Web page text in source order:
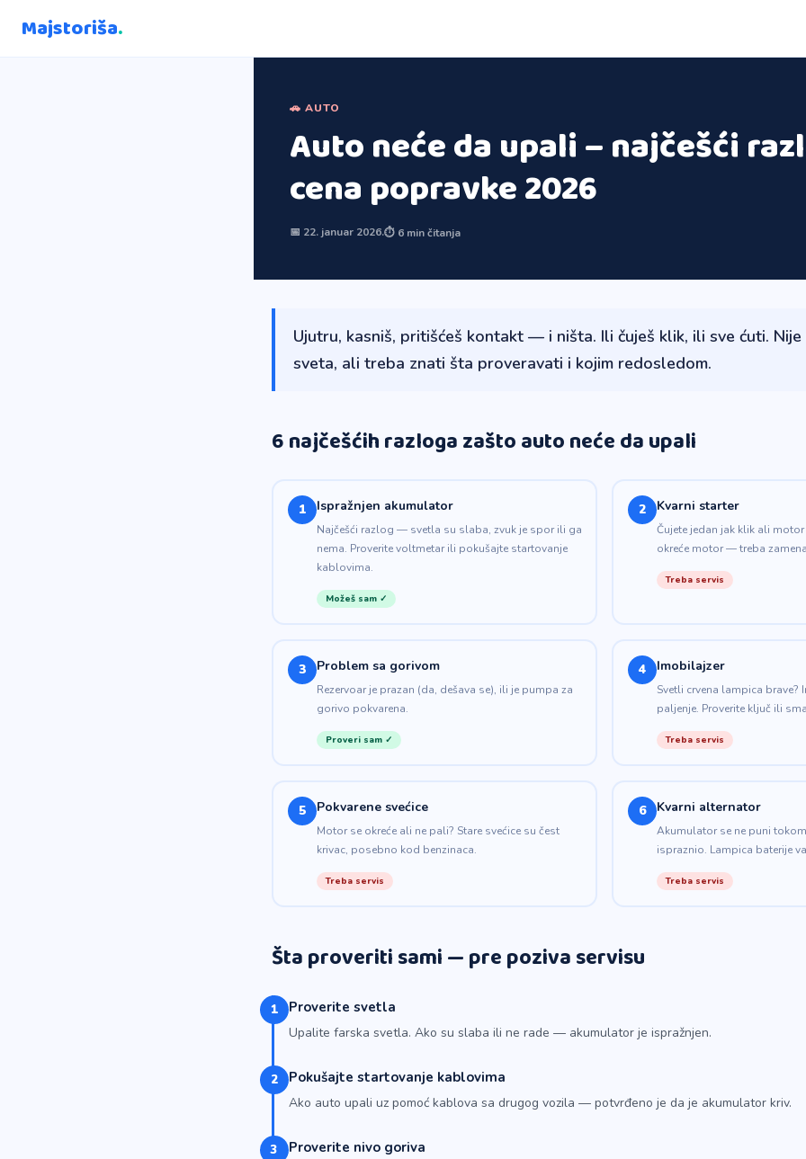
Majstoriša.
🚗 AUTO
Auto neće da upali – najčešći
cena popravke 2026
📅 22. januar 2026.⏱ 6 min čitanja
Ujutru, kasniš, pritišćeš kontakt — i ništa. Ili čuješ klik, ili sve ćuti. Nije
sveta, ali treba znati šta proveravati i kojim redosledom.
6 najčešćih razloga zašto auto neće da upali
1 Ispražnjen akumulator
Najčešći razlog — svetla su slaba, zvuk je spor ili ga
nema. Proverite voltmetar ili pokušajte startovanje
kablovima.
Možeš sam ✓
2 Kvarni starter
Čujete jedan jak klik ali motor
okreće motor — treba
Treba servis
3 Problem sa gorivom
Rezervoar je prazan (da, dešava se), ili je pumpa za
gorivo pokvarena.
Proveri sam ✓
4 Imobilajzer
Svetli crvena lampica
paljenje. Proverite ključ ili
Treba servis
5 Pokvarene svećice
Motor se okreće ali ne pali? Stare svećice su čest
krivac, posebno kod benzinaca.
Treba servis
6 Kvarni alternator
Akumulator se ne puni
ispraznio. Lampica baterije
Treba servis
Šta proveriti sami — pre poziva servisu
1 Proverite svetla
Upalite farska svetla. Ako su slaba ili ne rade — akumulator je ispražnjen.
2 Pokušajte startovanje kablovima
Ako auto upali uz pomoć kablova sa drugog vozila — potvrđeno je da je akumulator kriv.
3 Proverite nivo goriva